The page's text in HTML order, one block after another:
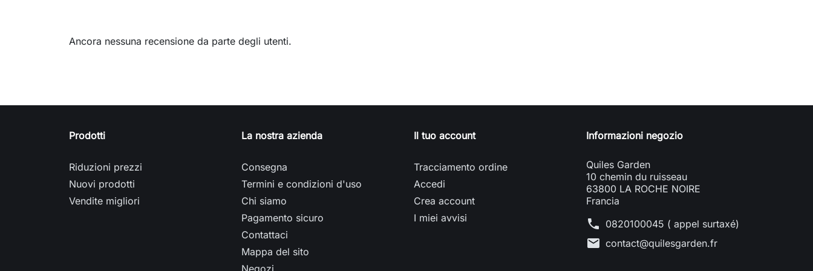
Ancora nessuna recensione da parte degli utenti.
Prodotti
Riduzioni prezzi
Nuovi prodotti
Vendite migliori
La nostra azienda
Consegna
Termini e condizioni d'uso
Chi siamo
Pagamento sicuro
Contattaci
Mappa del sito
Il tuo account
Tracciamento ordine
Accedi
Crea account
I miei avvisi
Informazioni negozio
Quiles Garden
10 chemin du ruisseau
63800 LA ROCHE NOIRE
Francia
phone 0820100045 ( appel surtaxé)
mail contact@quilesgarden.fr